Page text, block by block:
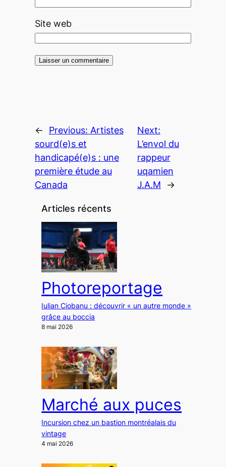
Site web
← Previous: Artistes
sourd(e)s et
handicapé(e)s : une
première étude au
Canada
Next:
L’envol du
rappeur
uqamien
J.A.M
→
Articles récents
Photoreportage
Iulian Ciobanu : découvrir « un autre monde »
grâce au boccia
8 mai 2026
Marché aux puces
Incursion chez un bastion montréalais du
vintage
4 mai 2026